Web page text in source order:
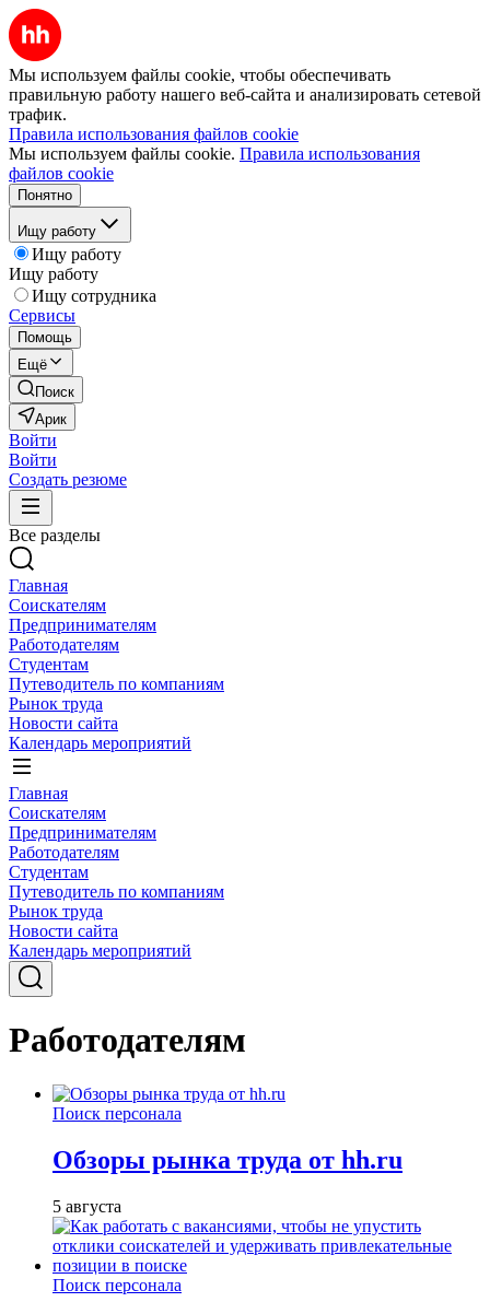
Мы используем файлы cookie, чтобы обеспечивать
правильную работу нашего веб-сайта и анализировать сетевой
трафик.
Правила использования файлов cookie
Мы используем файлы cookie. Правила использования
файлов cookie
Понятно
Ищу работу
Ищу работу
Ищу работу
Ищу сотрудника
Сервисы
Помощь
Ещё
Поиск
Арик
Войти
Войти
Создать резюме
Все разделы
Главная
Соискателям
Предпринимателям
Работодателям
Студентам
Путеводитель по компаниям
Рынок труда
Новости сайта
Календарь мероприятий
Главная
Соискателям
Предпринимателям
Работодателям
Студентам
Путеводитель по компаниям
Рынок труда
Новости сайта
Календарь мероприятий
Работодателям
Поиск персонала
Обзоры рынка труда от hh.ru
5 августа
Поиск персонала